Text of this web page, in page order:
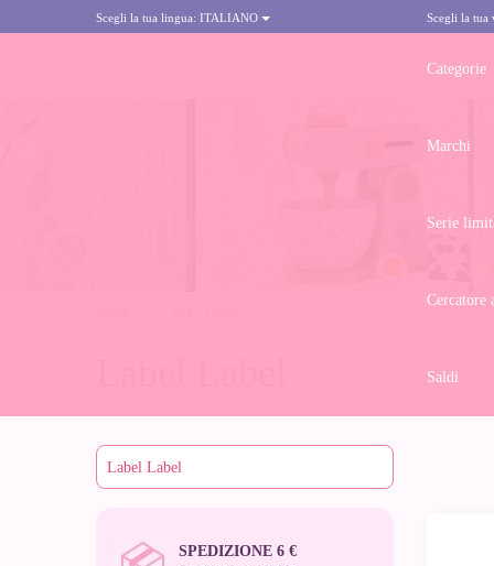
Scegli la tua lingua: ITALIANO Scegli la tua
Categorie
Marchi
Serie
Cercatore
Saldi
SPEDIZIONE 6 €